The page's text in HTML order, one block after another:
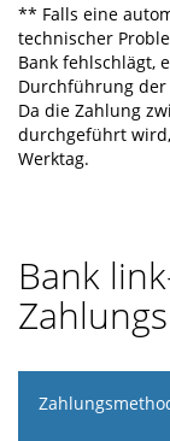
** Falls eine
technischer
Bank fehlschlägt,
Durchführung der
Da die Zahlung
durchgeführt
Werktag.
Bank